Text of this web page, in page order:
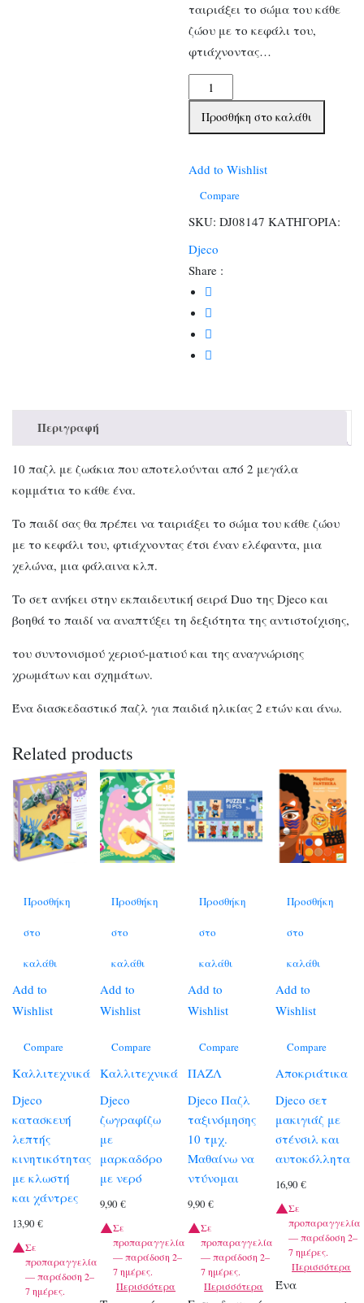
ταιριάξει το σώμα του κάθε
ζώου με το κεφάλι του,
φτιάχνοντας…
Djeco
10
Παζλ
2
κομμάτια
Προσθήκη στο καλάθι
Add to Wishlist
Compare
SKU: DJ08147 ΚΑΤΗΓΟΡΙΑ:
Djeco
Share :
Περιγραφή
10 παζλ με ζωάκια που αποτελούνται από 2 μεγάλα
κομμάτια το κάθε ένα.
Το παιδί σας θα πρέπει να ταιριάξει το σώμα του κάθε ζώου
με το κεφάλι του, φτιάχνοντας έτσι έναν ελέφαντα, μια
χελώνα, μια φάλαινα κλπ.
Το σετ ανήκει στην εκπαιδευτική σειρά Duo της Djeco και
βοηθά το παιδί να αναπτύξει τη δεξιότητα της αντιστοίχισης,
του συντονισμού χεριού-ματιού και της αναγνώρισης
χρωμάτων και σχημάτων.
Ένα διασκεδαστικό παζλ για παιδιά ηλικίας 2 ετών και άνω.
Related products
Προσθήκη
στο
καλάθι
Add to
Wishlist
Compare
Καλλιτεχνικά
Djeco
κατασκευή
λεπτής
κινητικότητας
με κλωστή
και χάντρες
13,90 €
Σε
προπαραγγελία
— παράδοση 2–
7 ημέρες.
Προσθήκη
στο
καλάθι
Add to
Wishlist
Compare
Καλλιτεχνικά
Djeco
ζωγραφίζω
με
μαρκαδόρο
με νερό
9,90€
Σε
προπαραγγελία
— παράδοση 2–
7 ημέρες.
Περισσότερα
Προσθήκη
στο
καλάθι
Add to
Wishlist
Compare
ΠΑΖΛ
Djeco Παζλ
ταξινόμησης
10 τμχ.
Μαθαίνω να
ντύνομαι
9,90€
Σε
προπαραγγελία
— παράδοση 2–
7 ημέρες.
Περισσότερα
Προσθήκη
στο
καλάθι
Add to
Wishlist
Compare
Αποκριάτικα
Djeco σετ
μακιγιάζ με
στένσιλ και
αυτοκόλλητα
16,90€
Σε
προπαραγγελία
— παράδοση 2–
7 ημέρες.
Περισσότερα
Ένα